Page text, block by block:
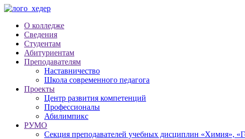
О колледже
Сведения
Студентам
Абитуриентам
Преподавателям
Наставничество
Школа современного педагога
Проекты
Центр развития компетенций
Профессионалы
Абилимпикс
РУМО
Секция преподавателей учебных дисциплин «Химия»,